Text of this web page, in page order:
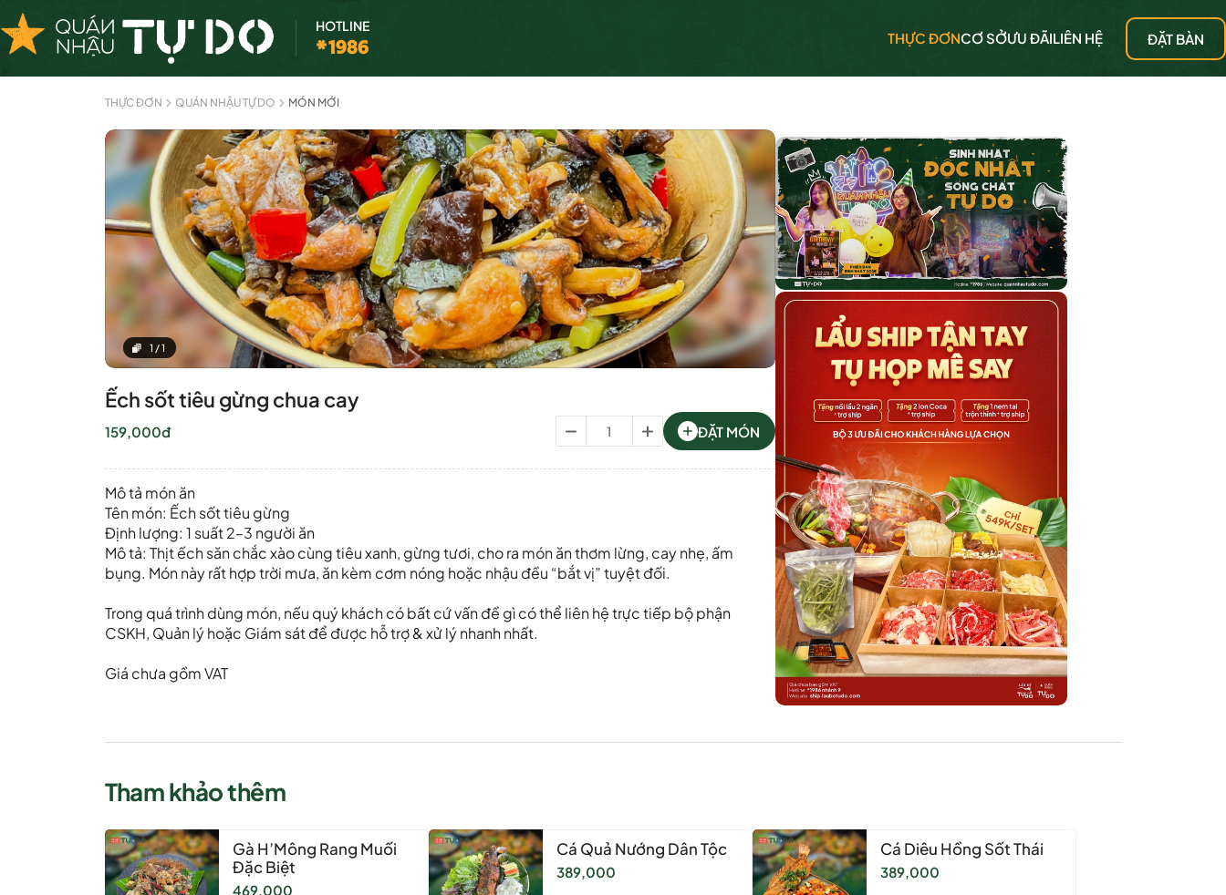
HOTLINE
*1986 THỰC ĐƠNCƠ SỞƯU ĐÃILIÊN HỆ ĐẶT BÀN
THỰC ĐƠN QUÁN NHẬU TỰ DO MÓN MỚI
1 /1
Ếch sốt tiêu gừng chua cay
159,000đ ĐẶT MÓN
Mô tả món ăn
Tên món: Ếch sốt tiêu gừng
Định lượng: 1 suất 2–3 người ăn
Mô tả: Thịt ếch săn chắc xào cùng tiêu xanh, gừng tươi, cho ra món ăn thơm lừng, cay nhẹ, ấm
bụng. Món này rất hợp trời mưa, ăn kèm cơm nóng hoặc nhậu đều “bắt vị” tuyệt đối.
Trong quá trình dùng món, nếu quý khách có bất cứ vấn đề gì có thể liên hệ trực tiếp bộ phận
CSKH, Quản lý hoặc Giám sát để được hỗ trợ & xử lý nhanh nhất.
Giá chưa gồm VAT
Tham khảo thêm
Gà H’Mông Rang Muối
Đặc Biệt
469,000
Cá Quả Nướng Dân Tộc
389,000
Cá Diêu Hồng Sốt Thái
389,000